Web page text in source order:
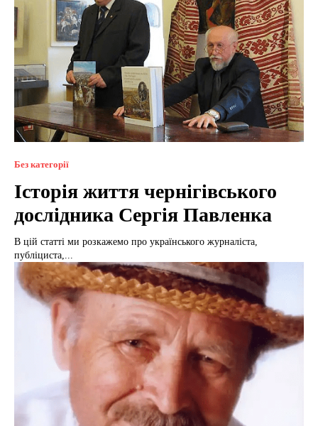
Без категорії
Історія життя чернігівського
дослідника Сергія Павленка
В цій статті ми розкажемо про українського журналіста,
публіциста,...